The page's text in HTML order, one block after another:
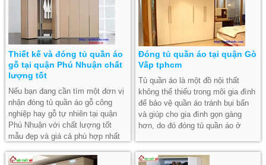
quận 7 là không dễ dàng đặc biệt
là nơi thi công có kỹ thuật cao tạo
ra sản xuất tuyệt vời nhất. Hãy
liên hệ với Nội Thất Đỏ để giúp
bạn nhé.
thiết kế theo yêu cầu với chi phí
phù hợp nhất.
Thiết kế và đóng tủ quần áo
gỗ tại quận Phú Nhuận chất
lượng tốt
Nếu bạn đang cần tìm một đơn vị
nhận đóng tủ quần áo gỗ công
nghiệp hay gỗ tự nhiên tại quận
Phú Nhuận với chất lượng tốt
mẫu đẹp và giá cả phù hợp nhất
Thất Đỏ để tư vấn và báo giá cho
Đóng tủ quần áo tại quận Gò
Vấp tphcm
Tủ quần áo là một đồ nội thất
không thể thiếu trong mõi gia đình
để bảo vệ quần áo tránh bụi bẩn
và giúp cho gia đình gọn gàng
hơn, do đó đóng tủ quần áo ở
nội thất Đỏ để đóng tủ quần áo uy